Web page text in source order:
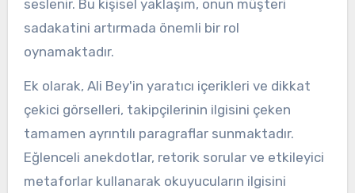
seslenir. Bu kişisel yaklaşım, onun müşteri
sadakatini artırmada önemli bir rol
oynamaktadır.
Ek olarak, Ali Bey'in yaratıcı içerikleri ve dikkat
çekici görselleri, takipçilerinin ilgisini çeken
tamamen ayrıntılı paragraflar sunmaktadır.
Eğlenceli anekdotlar, retorik sorular ve etkileyici
metaforlar kullanarak okuyucuların ilgisini